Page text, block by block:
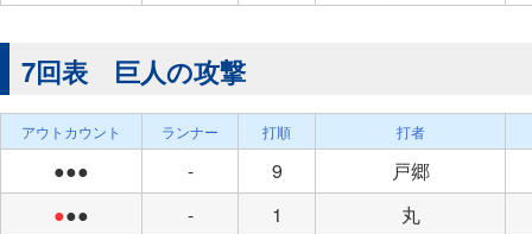
7回表 巨人の攻撃
アウトカウント ランナー 打順 打者
●●● - 9
戸郷
●●● - 1
丸